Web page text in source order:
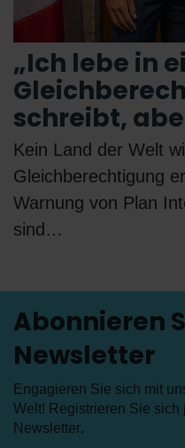
„Ich lebe in
schreibt,
Kein Land der Welt
Gleichberechtigung
Warnung von Plan
sind…
Abonnieren
Newsletter
Engagieren Sie sich mit
Welt! Registrieren Sie sich
Newsletter.